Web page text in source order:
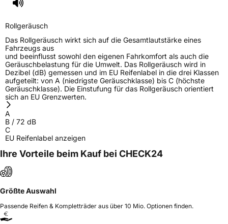
Rollgeräusch (dB)
3PMSF / Schneeflockensymbol / Alpine-SymbolNein
EPREL ID623846
Allgemeine Produktsicherheit (GPSR)
Rollgeräusch
Das Rollgeräusch wirkt sich auf die Gesamtlautstärke eines
Fahrzeugs aus
und beeinflusst sowohl den eigenen Fahrkomfort als auch die
Geräuschbelastung für die Umwelt. Das Rollgeräusch wird in
Dezibel (dB) gemessen und im EU Reifenlabel in die drei Klassen
aufgeteilt: von A (niedrigste Geräuschklasse) bis C (höchste
Geräuschklasse). Die Einstufung für das Rollgeräusch orientiert
sich an EU Grenzwerten.
A
B / 72 dB
C
EU Reifenlabel anzeigen
Ihre Vorteile beim Kauf bei CHECK24
Größte Auswahl
Passende Reifen & Kompletträder aus über 10 Mio. Optionen finden.